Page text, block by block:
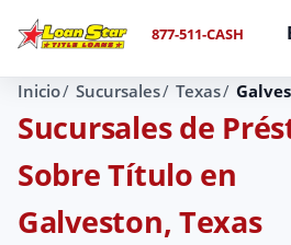
877-511-CASH
Inicio Sucursales Texas
Sucursales de
Sobre Título en
Galveston, Texas